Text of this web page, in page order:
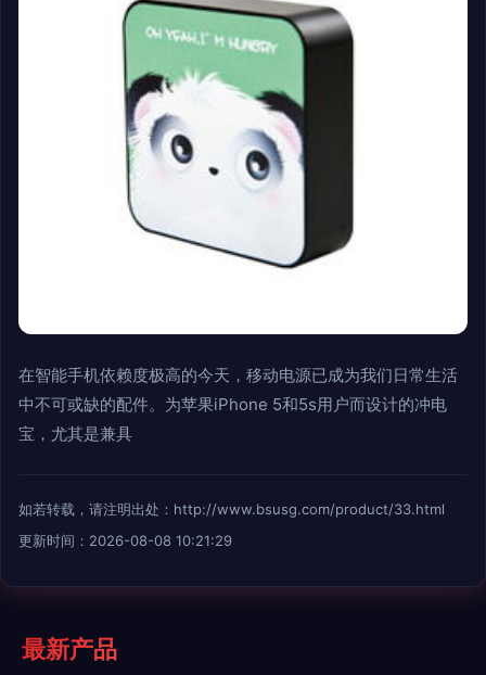
在智能手机依赖度极高的今天，移动电源已成为我们日常生活
中不可或缺的配件。为苹果iPhone 5和5s用户而设计的冲电
宝，尤其是兼具
如若转载，请注明出处：http://www.bsusg.com/product/33.html
更新时间：2026-08-08 10:21:29
最新产品